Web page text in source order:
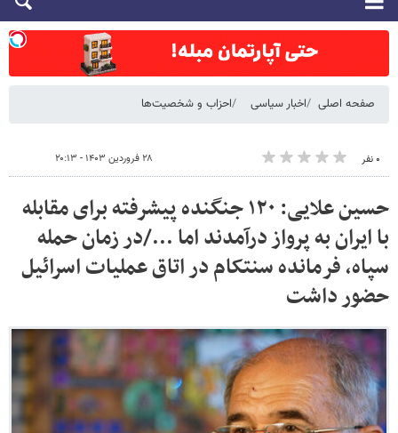
صفحه اصلی اخبار سیاسی احزاب و شخصیت‌ها
۰ نفر ۲۸ فروردین ۱۴۰۳ - ۲۰:۱۳
حسین علایی: ۱۲۰ جنگنده پیشرفته برای مقابله
با ایران به پرواز درآمدند اما .../در زمان حمله
سپاه، فرمانده سنتکام در اتاق عملیات اسرائیل
حضور داشت